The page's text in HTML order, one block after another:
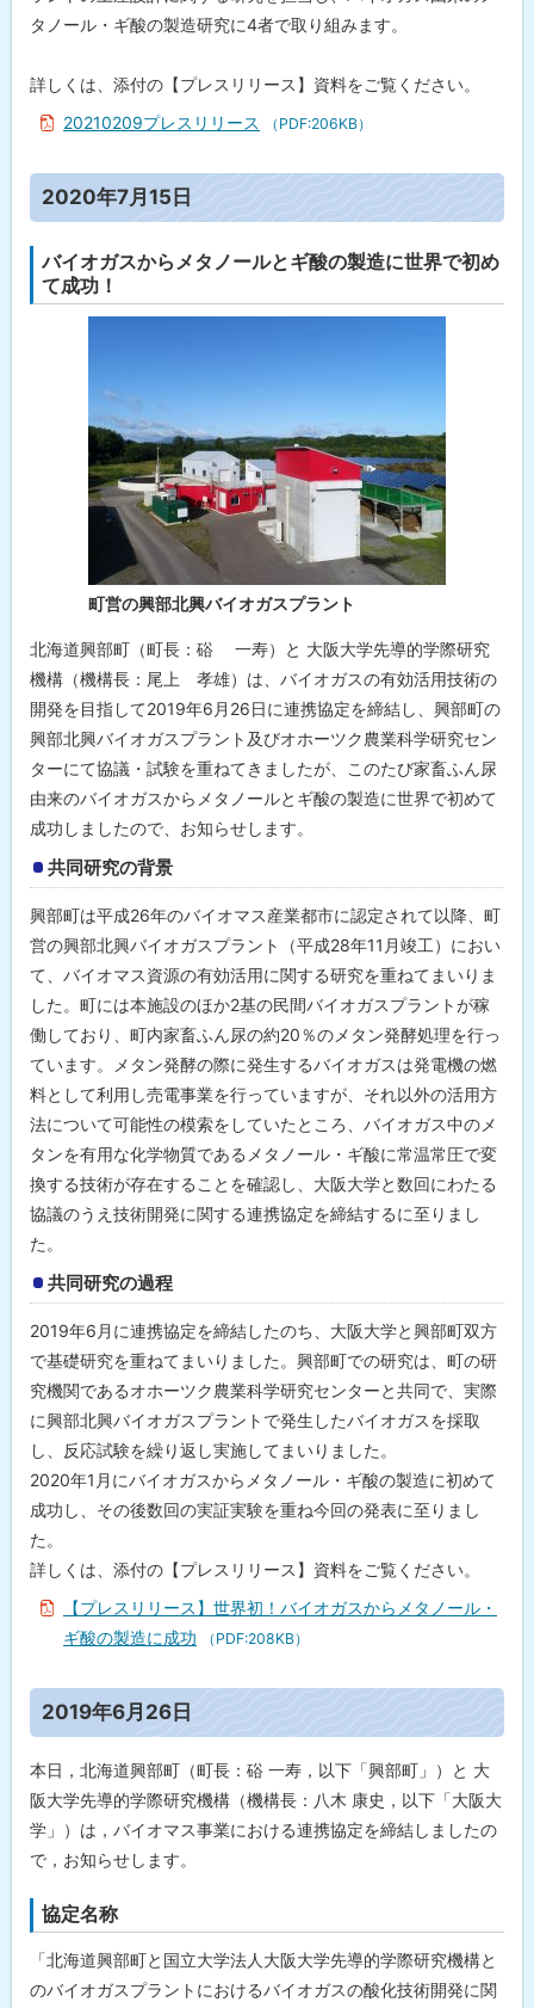
タノール・ギ酸の製造研究に4者で取り組みます。
詳しくは、添付の【プレスリリース】資料をご覧ください。
20210209プレスリリース
（PDF:206KB）
ト
ッ
プ
に
戻
2020年7月15日
バイオガスからメタノールとギ酸の製造に世界で初め
て成功！
町営の興部北興バイオガスプラント
北海道興部町（町長：硲 一寿）と 大阪大学先導的学際研究
機構（機構長：尾上 孝雄）は、バイオガスの有効活用技術の
開発を目指して2019年6月26日に連携協定を締結し、興部町の
興部北興バイオガスプラント及びオホーツク農業科学研究セン
ターにて協議・試験を重ねてきましたが、このたび家畜ふん尿
由来のバイオガスからメタノールとギ酸の製造に世界で初めて
成功しましたので、お知らせします。
共同研究の背景
興部町は平成26年のバイオマス産業都市に認定されて以降、町
営の興部北興バイオガスプラント（平成28年11月竣工）におい
て、バイオマス資源の有効活用に関する研究を重ねてまいりま
した。町には本施設のほか2基の民間バイオガスプラントが稼
働しており、町内家畜ふん尿の約20％のメタン発酵処理を行っ
ています。メタン発酵の際に発生するバイオガスは発電機の燃
料として利用し売電事業を行っていますが、それ以外の活用方
法について可能性の模索をしていたところ、バイオガス中のメ
タンを有用な化学物質であるメタノール・ギ酸に常温常圧で変
換する技術が存在することを確認し、大阪大学と数回にわたる
協議のうえ技術開発に関する連携協定を締結するに至りまし
た。
共同研究の過程
2019年6月に連携協定を締結したのち、大阪大学と興部町双方
で基礎研究を重ねてまいりました。興部町での研究は、町の研
究機関であるオホーツク農業科学研究センターと共同で、実際
に興部北興バイオガスプラントで発生したバイオガスを採取
し、反応試験を繰り返し実施してまいりました。
2020年1月にバイオガスからメタノール・ギ酸の製造に初めて
成功し、その後数回の実証実験を重ね今回の発表に至りまし
た。
詳しくは、添付の【プレスリリース】資料をご覧ください。
【プレスリリース】世界初！バイオガスからメタノール・
ギ酸の製造に成功
（PDF:208KB）
ト
ッ
プ
に
戻
る
2019年6月26日
本日，北海道興部町（町長：硲 一寿，以下「興部町」）と 大
阪大学先導的学際研究機構（機構長：八木 康史，以下「大阪大
学」）は，バイオマス事業における連携協定を締結しましたの
で，お知らせします。
協定名称
「北海道興部町と国立大学法人大阪大学先導的学際研究機構と
のバイオガスプラントにおけるバイオガスの酸化技術開発に関